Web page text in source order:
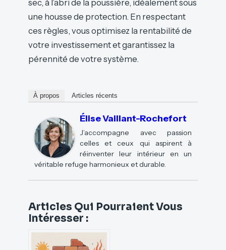
sec, à l’abri de la poussière, idéalement sous
une housse de protection. En respectant
ces règles, vous optimisez la rentabilité de
votre investissement et garantissez la
pérennité de votre système.
À propos Articles récents
Élise Vaillant-Rochefort
J’accompagne avec passion
celles et ceux qui aspirent à
réinventer leur intérieur en un
véritable refuge harmonieux et durable.
Articles Qui Pourraient Vous
Intéresser :